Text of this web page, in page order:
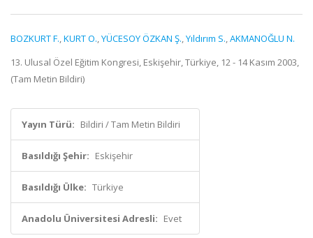
BOZKURT F.,KURT O.,YÜCESOY ÖZKAN Ş.,Yıldırım S.,AKMANOĞLU N.
13. Ulusal Özel Eğitim Kongresi, Eskişehir, Türkiye, 12 - 14 Kasım 2003,
(Tam Metin Bildiri)
Yayın Türü: Bildiri / Tam Metin Bildiri
Basıldığı Şehir: Eskişehir
Basıldığı Ülke: Türkiye
Anadolu Üniversitesi Adresli: Evet